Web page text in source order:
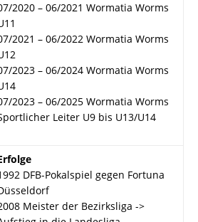
2020 – 06/2021 Wormatia Worms
2021 – 06/2022 Wormatia Worms
2023 – 06/2024 Wormatia Worms
2023 – 06/2025 Wormatia Worms
Leiter U9 bis U13/U14
DFB-Pokalspiel gegen Fortuna
Meister der Bezirksliga ->